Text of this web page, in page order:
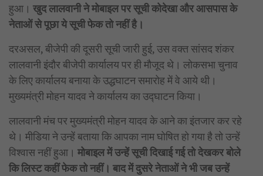
हुआ। खुद लालवानी ने मोबाइल पर सूची कोदेखा और आसपास के
नेताओं से पूछा ये सूची फेक तो नहीं है।
दरअसल, बीजेपी की दूसरी सूची जारी हुई, उस वक्त सांसद शंकर
लालवानी इंदौर बीजेपी कार्यालय पर ही मौजूद थे। लोकसभा चुनाव
के लिए कार्यालय बनाया के उद्धघाटन समारोह में वे आये थी।
मुख्यमंत्री मोहन यादव ने कार्यालय का उद्घाटन किया।
लालवानी मंच पर मुख्यमंत्री मोहन यादव के आने का इंतजार कर रहे
थे। मीडिया ने उन्हें बताया कि आपका नाम घोषित हो गया है तो उन्हें
विश्वास नहीं हुआ। मोबाइल में उन्हें सूची दिखाई गई तो देखकर बोले
कि लिस्ट कहीं फेक तो नहीं। बाद में दुसरे नेताओं ने भी जब उन्हें